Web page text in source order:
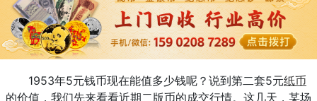
1953年5元钱币现在能值多少钱呢？说到第二套5元纸币
的价值，我们先来看看近期二版币的成交行情。这几天，某场